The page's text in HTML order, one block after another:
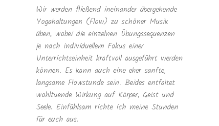
Wir werden fließend ineinander übergehende
Yogahaltungen (Flow) zu schöner Musik
üben, wobei die einzelnen Übungssequenzen
je nach individuellem Fokus einer
Unterrichtseinheit kraftvoll ausgeführt werden
können. Es kann auch eine eher sanfte,
langsame Flowstunde sein. Beides entfaltet
wohltuende Wirkung auf Körper, Geist und
Seele. Einfühlsam richte ich meine Stunden
für euch aus.